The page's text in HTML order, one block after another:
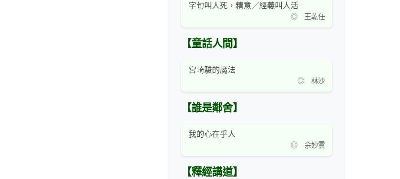
字句叫人死，精意／經義叫人活
◎ 王乾任
【童話人間】
宮崎駿的魔法
◎ 林沙
【誰是鄰舍】
我的心在乎人
◎ 余妙雲
【釋經講道】